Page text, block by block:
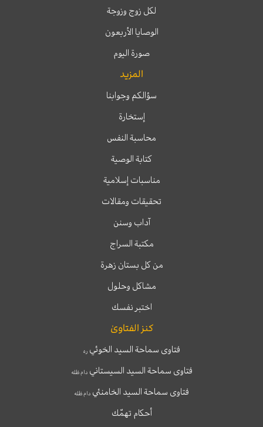
لكل زوج وزوجة
الوصايا الأربعون
صورة اليوم
المزيد
سؤالكم وجوابنا
إستخارة
محاسبة النفس
كتابة الوصية
مناسبات إسلامية
تحقيقات ومقالات
آداب وسنن
مكتبة السراج
من كل بستان زهرة
مشاكل وحلول
اختبر نفسك
كنز الفتاوىٰ
فتاوى سماحة السيد الخوئيره
فتاوى سماحة السيد السيستانيدام ظله
فتاوى سماحة السيد الخامنئي دام ظله
أحكام تهمّك